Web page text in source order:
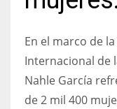
En el marco de
Internacional de
Nahle García
de 2 mil 400